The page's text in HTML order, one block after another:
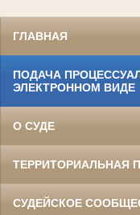
ГЛАВНАЯ
ПОДАЧА
ЭЛЕКТРОННОМ ВИДЕ
О СУДЕ
ТЕРРИТОРИАЛЬНАЯ
СУДЕЙСКОЕ